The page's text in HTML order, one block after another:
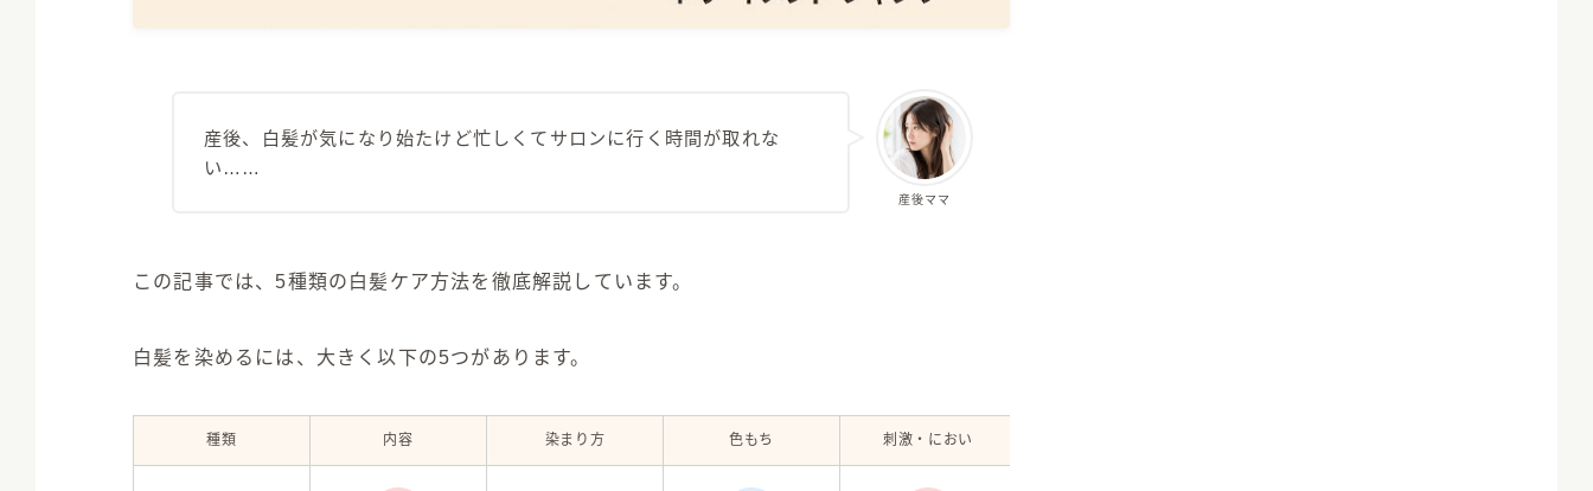
産後ママ
産後、白髪が気になり始たけど忙しくてサロンに行く時間が取れな
い……
この記事では、5種類の白髪ケア方法を徹底解説しています。
白髪を染めるには、大きく以下の5つがあります。
種類 内容 染まり方 色もち 刺激・におい